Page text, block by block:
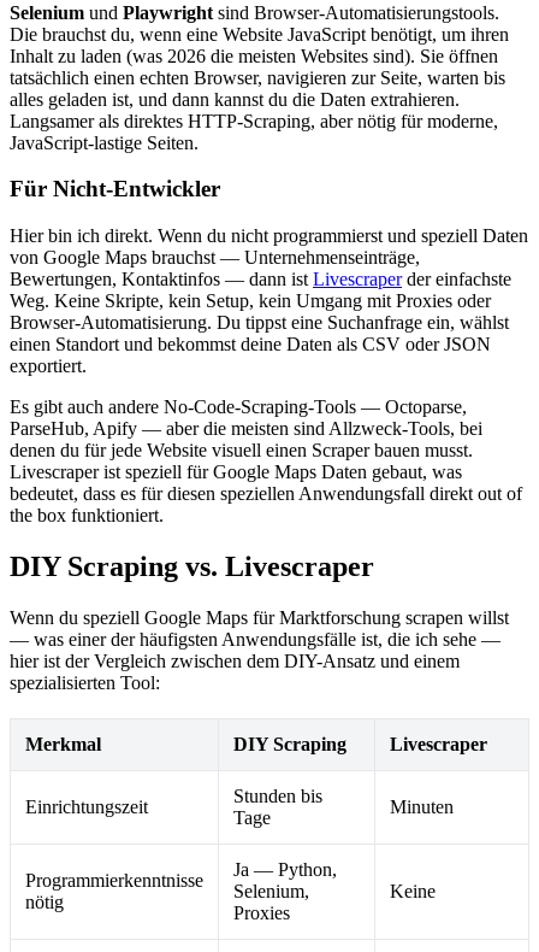
Selenium und Playwright sind Browser-Automatisierungstools.
Die brauchst du, wenn eine Website JavaScript benötigt, um ihren
Inhalt zu laden (was 2026 die meisten Websites sind). Sie öffnen
tatsächlich einen echten Browser, navigieren zur Seite, warten bis
alles geladen ist, und dann kannst du die Daten extrahieren.
Langsamer als direktes HTTP-Scraping, aber nötig für moderne,
JavaScript-lastige Seiten.
Für Nicht-Entwickler
Hier bin ich direkt. Wenn du nicht programmierst und speziell Daten
von Google Maps brauchst — Unternehmenseinträge,
Bewertungen, Kontaktinfos — dann ist Livescraperder einfachste
Weg. Keine Skripte, kein Setup, kein Umgang mit Proxies oder
Browser-Automatisierung. Du tippst eine Suchanfrage ein, wählst
einen Standort und bekommst deine Daten als CSV oder JSON
exportiert.
Es gibt auch andere No-Code-Scraping-Tools — Octoparse,
ParseHub, Apify — aber die meisten sind Allzweck-Tools, bei
denen du für jede Website visuell einen Scraper bauen musst.
Livescraper ist speziell für Google Maps Daten gebaut, was
bedeutet, dass es für diesen speziellen Anwendungsfall direkt out of
the box funktioniert.
DIY Scraping vs. Livescraper
Wenn du speziell Google Maps für Marktforschung scrapen willst
— was einer der häufigsten Anwendungsfälle ist, die ich sehe —
hier ist der Vergleich zwischen dem DIY-Ansatz und einem
spezialisierten Tool:
Merkmal DIY Scraping Livescraper
Einrichtungszeit
Stunden bis
Tage
Minuten
Programmierkenntnisse
nötig
Ja — Python,
Selenium,
Proxies
Keine